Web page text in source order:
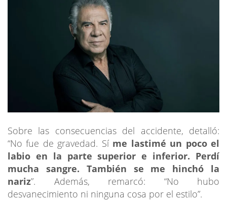
Sobre las consecuencias del accidente, detalló:
“No fue de gravedad. Sí me lastimé un poco el
labio en la parte superior e inferior. Perdí
mucha sangre. También se me hinchó la
nariz”. Además, remarcó: “No hubo
desvanecimiento ni ninguna cosa por el estilo”.